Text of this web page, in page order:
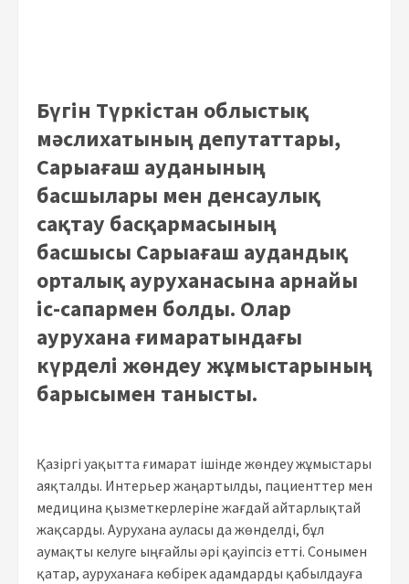
Бүгін Түркістан облыстық
мәслихатының депутаттары,
Сарыағаш ауданының
басшылары мен денсаулық
сақтау басқармасының
басшысы Сарыағаш аудандық
орталық ауруханасына арнайы
іс-сапармен болды. Олар
аурухана ғимаратындағы
күрделі жөндеу жұмыстарының
барысымен танысты.
Қазіргі уақытта ғимарат ішінде жөндеу жұмыстары
аяқталды. Интерьер жаңартылды, пациенттер мен
медицина қызметкерлеріне жағдай айтарлықтай
жақсарды. Аурухана ауласы да жөнделді, бұл
аумақты келуге ыңғайлы әрі қауіпсіз етті. Сонымен
қатар, ауруханаға көбірек адамдарды қабылдауға